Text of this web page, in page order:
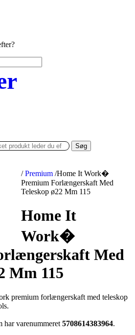
Søg
/ Premium /Home It Work�
Premium Forlængerskaft Med
Teleskop ø22 Mm 115
Home It
Work�
Med
Mm 115
premium forlængerskaft med teleskop
har varenummeret 5708614383964.